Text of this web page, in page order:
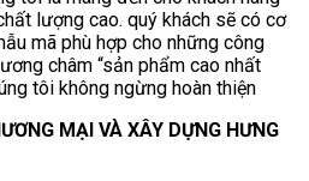
lượng cao. quý khách sẽ có cơ
mã phù hợp cho những công
châm “sản phẩm cao nhất
tôi không ngừng hoàn thiện
MẠI VÀ XÂY DỰNG HƯNG